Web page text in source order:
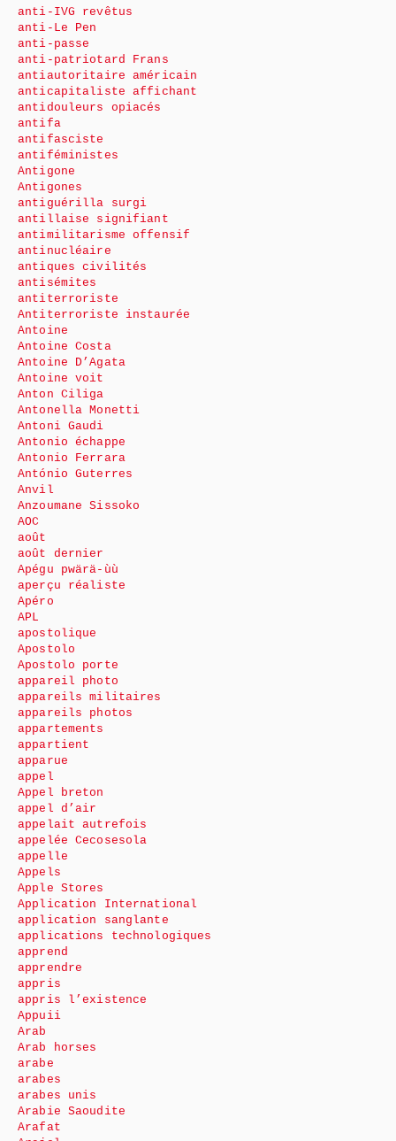
anti-IVG revêtus
anti-Le Pen
anti-passe
anti-patriotard Frans
antiautoritaire américain
anticapitaliste affichant
antidouleurs opiacés
antifa
antifasciste
antiféministes
Antigone
Antigones
antiguérilla surgi
antillaise signifiant
antimilitarisme offensif
antinucléaire
antiques civilités
antisémites
antiterroriste
Antiterroriste instaurée
Antoine
Antoine Costa
Antoine D’Agata
Antoine voit
Anton Ciliga
Antonella Monetti
Antoni Gaudi
Antonio échappe
Antonio Ferrara
António Guterres
Anvil
Anzoumane Sissoko
AOC
août
août dernier
Apégu pwärä-ùù
aperçu réaliste
Apéro
APL
apostolique
Apostolo
Apostolo porte
appareil photo
appareils militaires
appareils photos
appartements
appartient
apparue
appel
Appel breton
appel d’air
appelait autrefois
appelée Cecosesola
appelle
Appels
Apple Stores
Application International
application sanglante
applications technologiques
apprend
apprendre
appris
appris l’existence
Appuii
Arab
Arab horses
arabe
arabes
arabes unis
Arabie Saoudite
Arafat